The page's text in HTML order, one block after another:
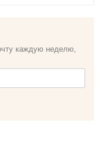
каждую неделю,